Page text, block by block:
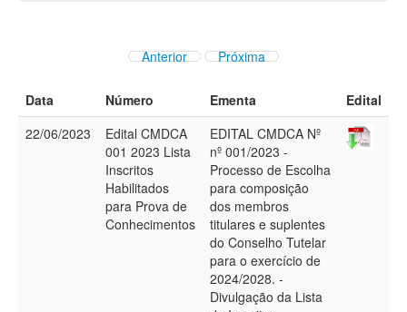
Anterior Próxima
Data Número Ementa
Edital
22/06/2023
Edital CMDCA
001 2023 Lista
Inscritos
Habilitados
para Prova de
Conhecimentos
EDITAL CMDCA Nº
nº 001/2023 -
Processo de Escolha
para composição
dos membros
titulares e suplentes
do Conselho Tutelar
para o exercício de
2024/2028. -
Divulgação da Lista